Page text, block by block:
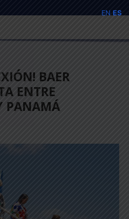
BAER
ENTRE
PANAMÁ
EN ES